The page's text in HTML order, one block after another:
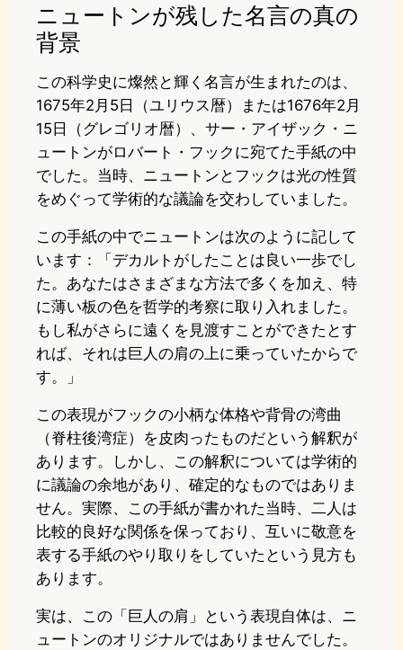
ニュートンが残した名言の真の
背景
この科学史に燦然と輝く名言が生まれたのは、
1675年2月5日（ユリウス暦）または1676年2月
15日（グレゴリオ暦）、サー・アイザック・ニ
ュートンがロバート・フックに宛てた手紙の中
でした。当時、ニュートンとフックは光の性質
をめぐって学術的な議論を交わしていました。
この手紙の中でニュートンは次のように記して
います：「デカルトがしたことは良い一歩でし
た。あなたはさまざまな方法で多くを加え、特
に薄い板の色を哲学的考察に取り入れました。
もし私がさらに遠くを見渡すことができたとす
れば、それは巨人の肩の上に乗っていたからで
す。」
この表現がフックの小柄な体格や背骨の湾曲
（脊柱後湾症）を皮肉ったものだという解釈が
あります。しかし、この解釈については学術的
に議論の余地があり、確定的なものではありま
せん。実際、この手紙が書かれた当時、二人は
比較的良好な関係を保っており、互いに敬意を
表する手紙のやり取りをしていたという見方も
あります。
実は、この「巨人の肩」という表現自体は、ニ
ュートンのオリジナルではありませんでした。